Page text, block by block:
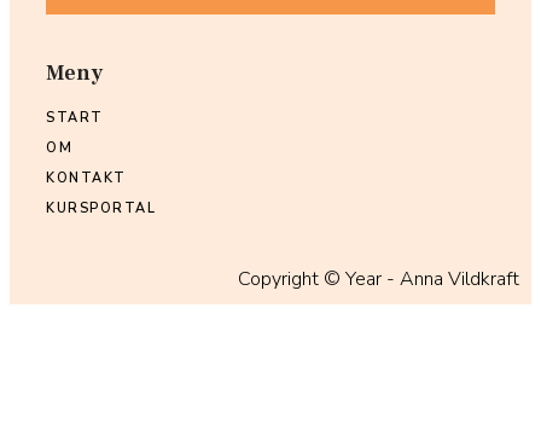
Meny
START
OM
KONTAKT
KURSPORTAL
Copyright © Year - Anna Vildkraft